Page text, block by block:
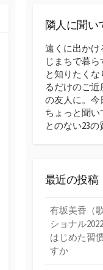
隣人に聞い
遠くに出かけ
じまちで暮
と知りたく
るだけのご
の友人に。今
ちょっと聞い
とのない23の
最近の投稿
有坂美香（
ショナル
はじめた習
すか